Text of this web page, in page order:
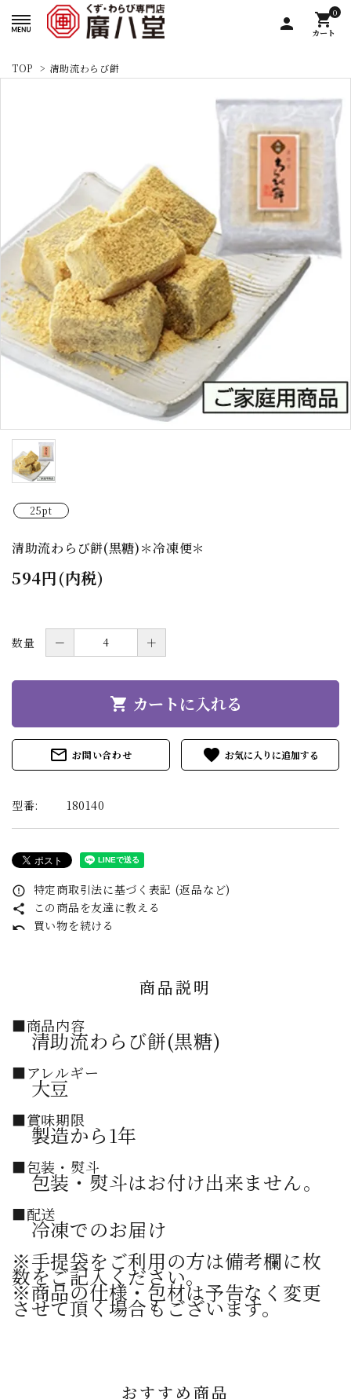
person
0
shopping_cart
カート
TOP > 清助流わらび餅
25pt
清助流わらび餅(黒糖)＊冷凍便＊
594円(内税)
数量 － ＋
shopping_cart カートに入れる
mail_outline お問い合わせ favorite
型番: 180140
error_outline 特定商取引法に基づく表記 (返品など)
share この商品を友達に教える
undo 買い物を続ける
商品説明
■商品内容
清助流わらび餅(黒糖)
■アレルギー
大豆
■賞味期限
製造から1年
■包装・熨斗
包装・熨斗はお付け出来ません。
■配送
冷凍でのお届け
※手提袋をご利用の方は備考欄に枚
数をご記入ください。
※商品の仕様・包材は予告なく変更
させて頂く場合もございます。
おすすめ商品